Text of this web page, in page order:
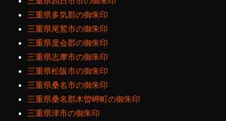
三重県多気郡の御朱印
三重県尾鷲市の御朱印
三重県度会郡の御朱印
三重県志摩市の御朱印
三重県松阪市の御朱印
三重県桑名市の御朱印
三重県桑名郡木曽岬町の御朱印
三重県津市の御朱印